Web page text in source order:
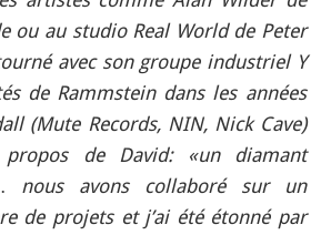
ou au studio Real World de Peter
avec son groupe industriel Y
de Rammstein dans les années
(Mute Records, NIN, Nick Cave)
de David: «un diamant
nous avons collaboré sur un
de projets et j’ai été étonné par